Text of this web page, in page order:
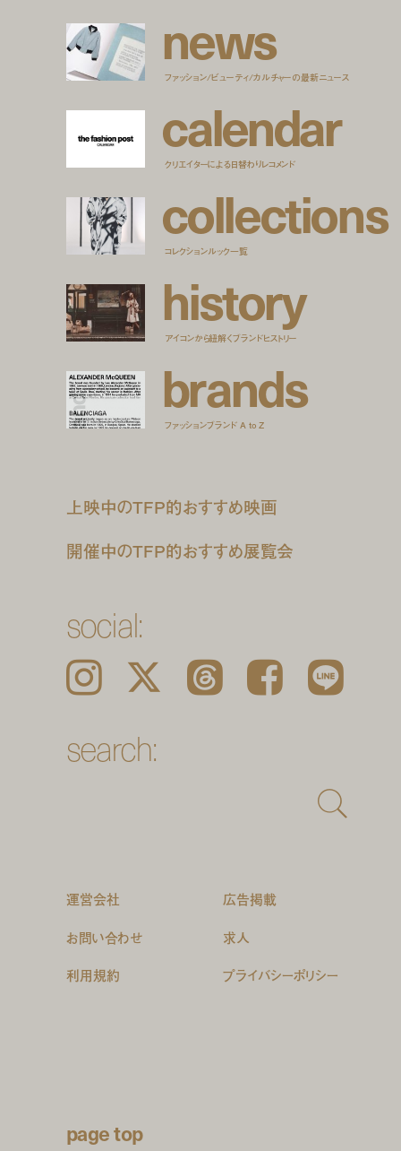
news
ファッション/ビューティ/カルチャーの最新ニュース
calendar
クリエイターによる日替わりレコメンド
collections
コレクションルック一覧
history
アイコンから紐解くブランドヒストリー
brands
ファッションブランド A to Z
上映中のTFP的おすすめ映画
開催中のTFP的おすすめ展覧会
social:
Instagram 𝕏 Threads Facebook LINE
search:
運営会社
広告掲載
お問い合わせ
求人
利用規約
プライバシーポリシー
page top